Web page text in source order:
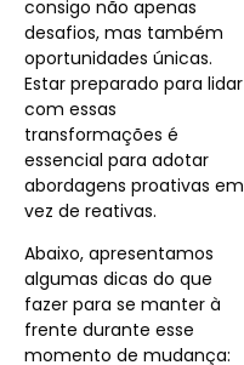
consigo não apenas
desafios, mas também
oportunidades únicas.
Estar preparado para lidar
com essas
transformações é
essencial para adotar
abordagens proativas em
vez de reativas.
Abaixo, apresentamos
algumas dicas do que
fazer para se manter à
frente durante esse
momento de mudança: